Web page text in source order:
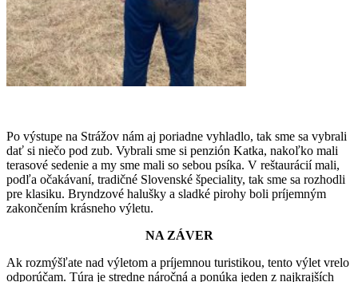
Po výstupe na Strážov nám aj poriadne vyhladlo, tak sme sa vybrali
dať si niečo pod zub. Vybrali sme si penzión Katka, nakoľko mali
terasové sedenie a my sme mali so sebou psíka. V reštaurácií mali,
podľa očakávaní, tradičné Slovenské špeciality, tak sme sa rozhodli
pre klasiku. Bryndzové halušky a sladké pirohy boli príjemným
zakončením krásneho výletu.
NA ZÁVER
Ak rozmýšľate nad výletom a príjemnou turistikou, tento výlet vrelo
odporúčam. Túra je stredne náročná a ponúka jeden z najkrajších